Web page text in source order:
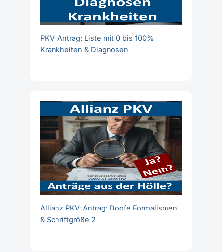
PKV-Antrag: Liste mit 0 bis 100%
Krankheiten & Diagnosen
Allianz PKV-Antrag: Doofe Formalismen
& Schriftgröße 2